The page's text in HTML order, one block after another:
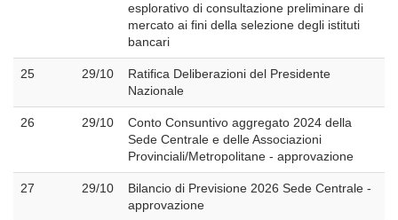
esplorativo di consultazione preliminare di
mercato ai fini della selezione degli istituti
bancari
25 29/10
Ratifica Deliberazioni del Presidente
Nazionale
26 29/10
Conto Consuntivo aggregato 2024 della
Sede Centrale e delle Associazioni
Provinciali/Metropolitane - approvazione
27 29/10
Bilancio di Previsione 2026 Sede Centrale -
approvazione